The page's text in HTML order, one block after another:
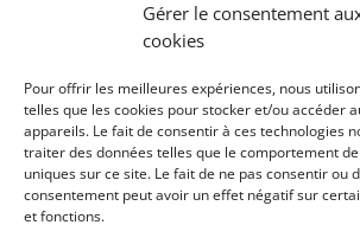
Gérer le consentement
cookies
Pour offrir les meilleures expériences, nous
telles que les cookies pour stocker et/ou accéder
appareils. Le fait de consentir à ces technologies
traiter des données telles que le comportement
uniques sur ce site. Le fait de ne pas consentir ou
consentement peut avoir un effet négatif sur
et fonctions.
Mille et une pattes, l'animalerie en